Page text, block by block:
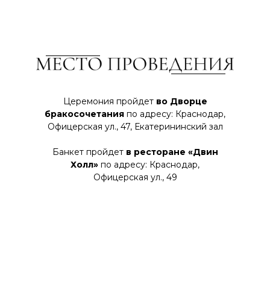
Церемония пройдет во Дворце
бракосочетания по адресу: Краснодар,
Офицерская ул., 47, Екатерининский зал
Банкет пройдет в ресторане «Двин
Холл» по адресу: Краснодар,
Офицерская ул., 49